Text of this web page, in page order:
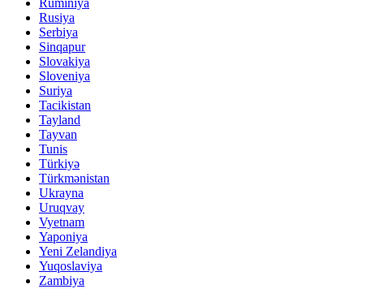
Rumıniya
Rusiya
Serbiya
Sinqapur
Slovakiya
Sloveniya
Suriya
Tacikistan
Tayland
Tayvan
Tunis
Türkiyə
Türkmənistan
Ukrayna
Uruqvay
Vyetnam
Yaponiya
Yeni Zelandiya
Yuqoslaviya
Zambiya